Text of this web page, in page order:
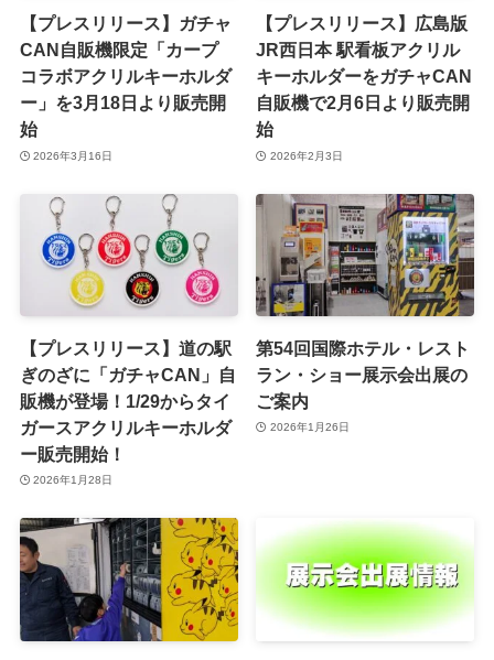
【プレスリリース】ガチャ
CAN自販機限定「カープ
コラボアクリルキーホルダ
ー」を3月18日より販売開
始
2026年3月16日
【プレスリリース】広島版
JR西日本 駅看板アクリル
キーホルダーをガチャCAN
自販機で2月6日より販売開
始
2026年2月3日
【プレスリリース】道の駅
ぎのざに「ガチャCAN」自
販機が登場！1/29からタイ
ガースアクリルキーホルダ
ー販売開始！
2026年1月28日
第54回国際ホテル・レスト
ラン・ショー展示会出展の
ご案内
2026年1月26日